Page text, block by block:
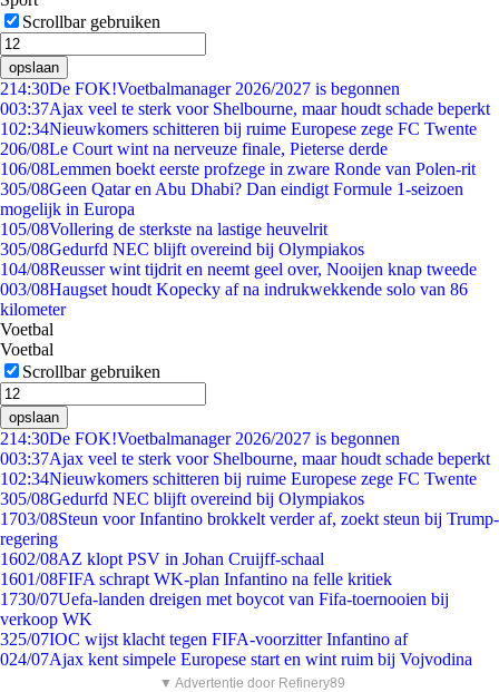
Scrollbar gebruiken
opslaan
214:30De FOK!Voetbalmanager 2026/2027 is begonnen
003:37Ajax veel te sterk voor Shelbourne, maar houdt schade beperkt
102:34Nieuwkomers schitteren bij ruime Europese zege FC Twente
206/08Le Court wint na nerveuze finale, Pieterse derde
106/08Lemmen boekt eerste profzege in zware Ronde van Polen-rit
305/08Geen Qatar en Abu Dhabi? Dan eindigt Formule 1-seizoen
mogelijk in Europa
105/08Vollering de sterkste na lastige heuvelrit
305/08Gedurfd NEC blijft overeind bij Olympiakos
104/08Reusser wint tijdrit en neemt geel over, Nooijen knap tweede
003/08Haugset houdt Kopecky af na indrukwekkende solo van 86
kilometer
Voetbal
Voetbal
Scrollbar gebruiken
opslaan
214:30De FOK!Voetbalmanager 2026/2027 is begonnen
003:37Ajax veel te sterk voor Shelbourne, maar houdt schade beperkt
102:34Nieuwkomers schitteren bij ruime Europese zege FC Twente
305/08Gedurfd NEC blijft overeind bij Olympiakos
1703/08Steun voor Infantino brokkelt verder af, zoekt steun bij Trump-
regering
1602/08AZ klopt PSV in Johan Cruijff-schaal
1601/08FIFA schrapt WK-plan Infantino na felle kritiek
1730/07Uefa-landen dreigen met boycot van Fifa-toernooien bij
verkoop WK
325/07IOC wijst klacht tegen FIFA-voorzitter Infantino af
024/07Ajax kent simpele Europese start en wint ruim bij Vojvodina
▼ Advertentie door Refinery89